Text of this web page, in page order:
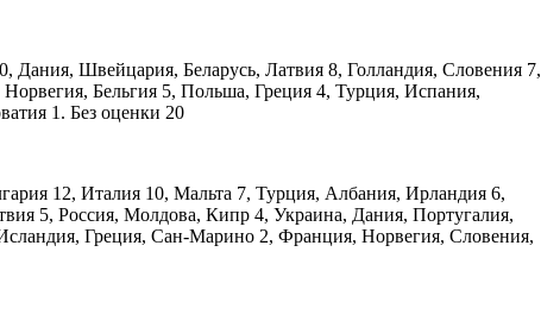
Дания, Швейцария, Беларусь, Латвия 8, Голландия, Словения 7,
Бельгия 5, Польша, Греция 4, Турция, Испания,
1. Без оценки 20
12, Италия 10, Мальта 7, Турция, Албания, Ирландия 6,
5, Россия, Молдова, Кипр 4, Украина, Дания, Португалия,
Греция, Сан-Марино 2, Франция, Норвегия, Словения,